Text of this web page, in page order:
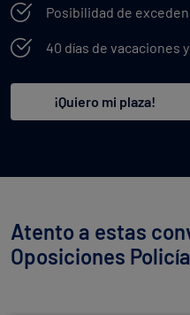
Posibilidad de
40 días de vacaciones
¡Quiero mi plaza!
Atento a estas
Oposiciones